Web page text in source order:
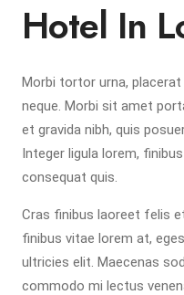
Hotel In
Morbi tortor urna,
neque. Morbi sit amet
et gravida nibh, quis
Integer ligula lorem,
consequat quis.
Cras finibus laoreet felis
finibus vitae lorem at,
ultricies elit. Maecenas
commodo mi lectus